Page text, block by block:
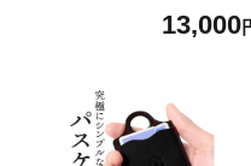
13,000